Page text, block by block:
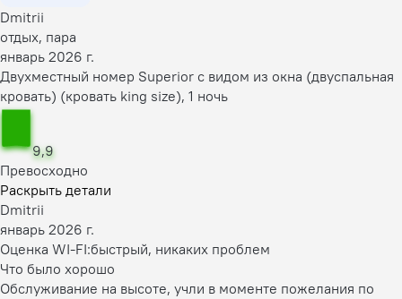
Dmitrii
отдых, пара
январь 2026 г.
Двухместный номер Superior с видом из окна (двуспальная
кровать) (кровать king size), 1 ночь
9,9
Превосходно
Раскрыть детали
Dmitrii
январь 2026 г.
Оценка WI-FI:быстрый, никаких проблем
Что было хорошо
Обслуживание на высоте, учли в моменте пожелания по